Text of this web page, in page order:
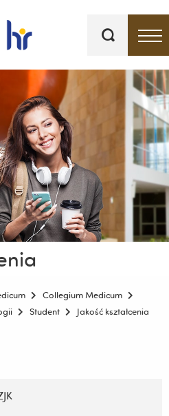
kluczowe
Collegium Medicum
Student Jakość kształcenia